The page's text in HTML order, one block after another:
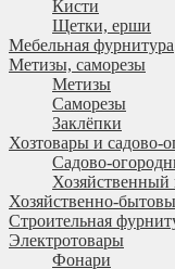
Кисти
Щетки, ерши
Мебельная фурнитура
Метизы, саморезы
Метизы
Саморезы
Заклёпки
Хозтовары и садово-
Садово-
Хозяйственный
Хозяйственно-
Строительная
Электротовары
Фонари